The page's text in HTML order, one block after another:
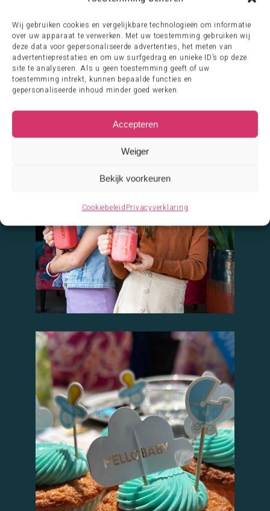
Wij gebruiken cookies en vergelijkbare technologieën om informatie
over uw apparaat te verwerken. Met uw toestemming gebruiken wij
deze data voor gepersonaliseerde advertenties, het meten van
advertentieprestaties en om uw surfgedrag en unieke ID’s op deze
site te analyseren. Als u geen toestemming geeft of uw
toestemming intrekt, kunnen bepaalde functies en
gepersonaliseerde inhoud minder goed werken.
Accepteren
Weiger
Bekijk voorkeuren
CookiebeleidPrivacyverklaring